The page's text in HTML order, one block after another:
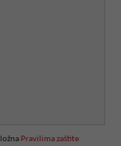
Pravilima zaštite